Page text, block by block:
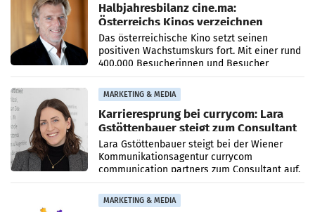
Halbjahresbilanz cine.ma:
Österreichs Kinos verzeichnen
400.000 Besucher mehr
Das österreichische Kino setzt seinen
positiven Wachstumskurs fort. Mit einer rund
400.000 Besucherinnen und Besucher
höheren Nettoreichweite im ersten Halbjahr
2026 gegenüber dem
MARKETING & MEDIA
Karrieresprung bei currycom: Lara
Gstöttenbauer steigt zum Consultant
auf
Lara Gstöttenbauer steigt bei der Wiener
Kommunikationsagentur currycom
communication partners zum Consultant auf.
Die 27-jährige Beraterin betreut Kundinnen
und Kunden in den Bereichen
MARKETING & MEDIA